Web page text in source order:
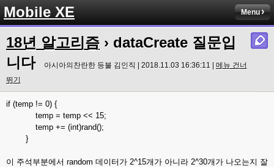
Mobile XE Menu
18년 알고리즘 › dataCreate 질문입
니다
아시아의찬란한 등불 김인직 | 2018.11.03 16:36:11 | 메뉴 건너
뛰기
if (temp != 0) {
temp = temp << 15;
temp += (int)rand();
}
이 주석부분에서 random 데이터가 2^15개가 아니라 2^30개가 나오는지 잘